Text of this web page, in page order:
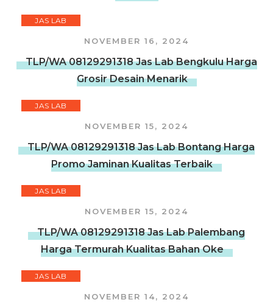
JAS LAB
NOVEMBER 16, 2024
TLP/WA 08129291318 Jas Lab Bengkulu Harga
Grosir Desain Menarik
JAS LAB
NOVEMBER 15, 2024
TLP/WA 08129291318 Jas Lab Bontang Harga
Promo Jaminan Kualitas Terbaik
JAS LAB
NOVEMBER 15, 2024
TLP/WA 08129291318 Jas Lab Palembang
Harga Termurah Kualitas Bahan Oke
JAS LAB
NOVEMBER 14, 2024